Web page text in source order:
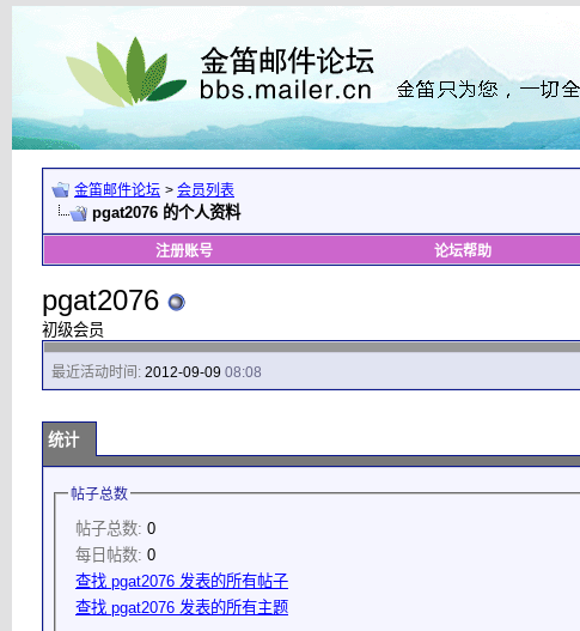
金笛邮件论坛 > 会员列表
pgat2076 的个人资料
注册账号 论坛帮助
pgat2076
初级会员
最近活动时间: 2012-09-09 08:08
统计
帖子总数
帖子总数: 0
每日帖数: 0
查找 pgat2076 发表的所有帖子
查找 pgat2076 发表的所有主题